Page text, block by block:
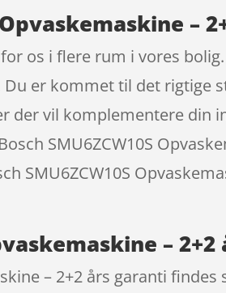
Opvaskemaskine –
os i flere rum i vores
er kommet til det rigtige
vil komplementere din
SMU6ZCW10S
SMU6ZCW10S
–
– 2+2 års garanti